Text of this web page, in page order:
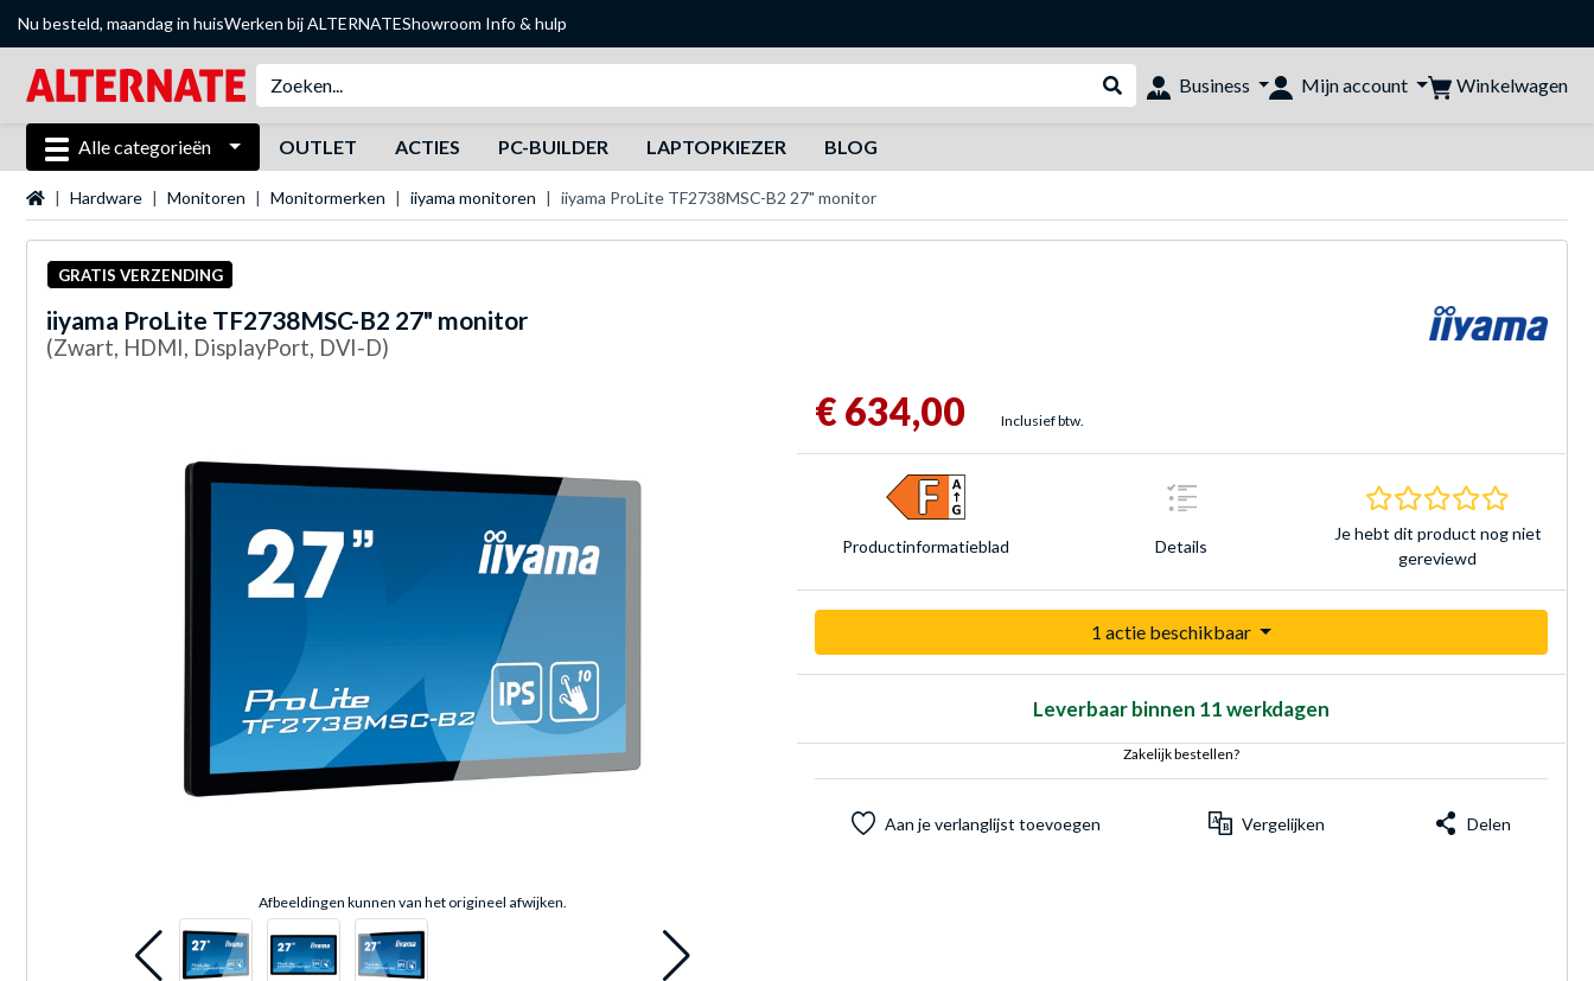
Nu besteld, maandag in huisWerken bij ALTERNATEShowroom Info & hulp
Webshop doorzoeken
Business Mijn account Winkelwagen
Alle categorieën OUTLET ACTIES PC-BUILDER LAPTOPKIEZER BLOG
Startpagina
Hardware Monitoren Monitormerken iiyama monitoren iiyama ProLite TF2738MSC-B2 27" monitor
GRATIS VERZENDING
iiyama ProLite TF2738MSC-B2 27" monitor
(Zwart, HDMI, DisplayPort, DVI-D)
Afbeeldingen kunnen van het origineel afwijken.
€ 634,00 Inclusief btw.
Product­informatieblad Details
0.0 sterren
Je hebt dit product nog niet
gereviewd
1 actie beschikbaar
Leverbaar binnen 11 werkdagen
Zakelijk bestellen?
Aan je verlanglijst toevoegen Vergelijken Delen